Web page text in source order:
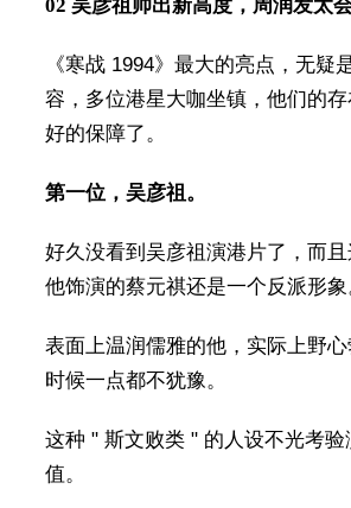
02 吴彦祖帅出新高度，周润发太
《寒战 1994》最大的亮点，无疑
容，多位港星大咖坐镇，他们的
好的保障了。
第一位，吴彦祖。
好久没看到吴彦祖演港片了，而
他饰演的蔡元祺还是一个反派形象
表面上温润儒雅的他，实际上野
时候一点都不犹豫。
这种 " 斯文败类 " 的人设不光考
值。